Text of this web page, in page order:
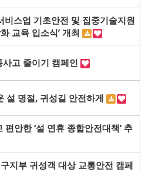
비스업 기초안전 및 집중기술지원
교육 입소식’ 개최
고 줄이기 캠페인
설 명절, 귀성길 안전하게
편안한 ‘설 연휴 종합안전대책’ 추
지부 귀성객 대상 교통안전 캠페